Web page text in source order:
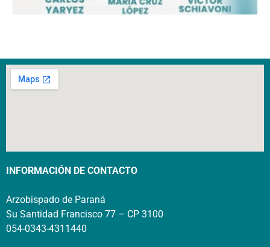
INFORMACIÓN DE CONTACTO
Arzobispado de Paraná
Su Santidad Francisco 77 – CP 3100
054-0343-4311440